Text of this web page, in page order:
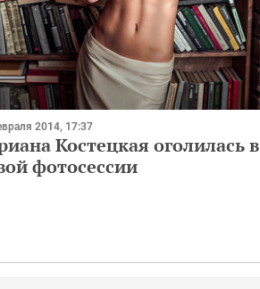
2014, 17:37
Костецкая оголилась в
фотосессии